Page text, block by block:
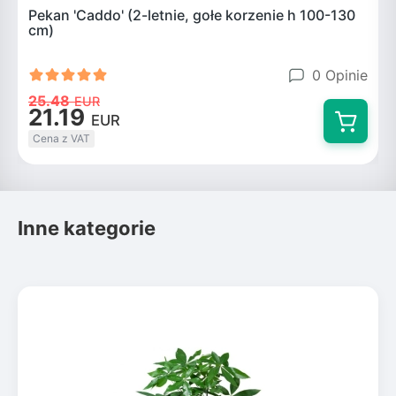
Pekan 'Caddo' (2-letnie, gołe korzenie h 100-130
cm)
0 Opinie
25.48 EUR
21.19 EUR
Cena z VAT
Inne kategorie